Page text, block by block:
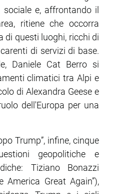
e, affrontando il
ritiene che occorra
di questi luoghi, ricchi di
di servizi di base.
Daniele Cat Berro si
climatici tra Alpi e
di Alexandra Geese e
dell'Europa per una
Trump”, infine, cinque
geopolitiche e
Tiziano Bonazzi
America Great Again”),